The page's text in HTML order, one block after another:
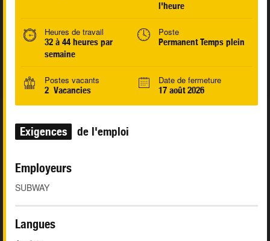
l'heure
Heures de travail
32 à 44 heures par
semaine
Poste
Permanent Temps plein
Postes vacants
2 Vacancies
Date de fermeture
17 août 2026
Exigences de l'emploi
Employeurs
SUBWAY
Langues